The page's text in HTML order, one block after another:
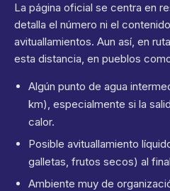
La página oficial se centra en
detalla el número ni el
avituallamientos. Aun así, en
esta distancia, en pueblos
Algún punto de agua
km), especialmente si la
calor.
Posible avituallamiento
galletas, frutos secos) al
Ambiente muy de